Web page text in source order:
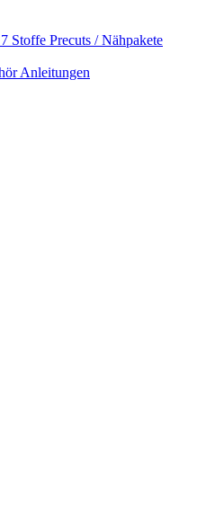
7 Stoffe Precuts / Nähpakete
Anleitungen